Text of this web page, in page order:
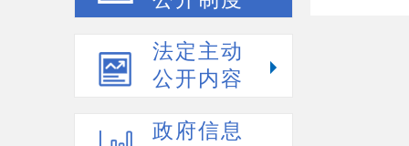
法定主动
公开内容
政府信息